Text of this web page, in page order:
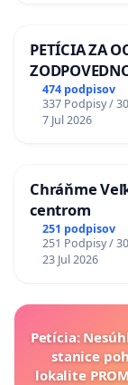
PETÍCIA ZA
A ZLYHANIE
474 podpisov
337 Podpisy /
7 Jul 2026
Chráňme
centrom
251 podpisov
251 Podpisy /
23 Jul 2026
Petícia:
stanice
lokalite